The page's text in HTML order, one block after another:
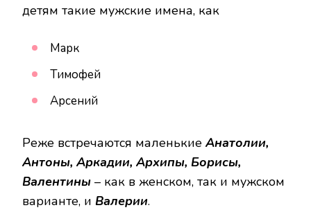
детям такие мужские имена, как
Марк
Тимофей
Арсений
Реже встречаются маленькие Анатолии,
Антоны, Аркадии, Архипы, Борисы,
Валентины – как в женском, так и мужском
варианте, и Валерии.